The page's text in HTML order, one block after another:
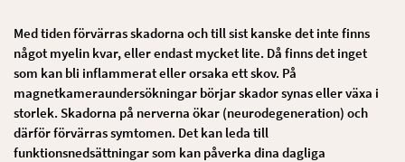
Med tiden förvärras skadorna och till sist kanske det inte finns
något myelin kvar, eller endast mycket lite. Då finns det inget
som kan bli inflammerat eller orsaka ett skov. På
magnetkameraundersökningar börjar skador synas eller växa i
storlek. Skadorna på nerverna ökar (neurodegeneration) och
därför förvärras symtomen. Det kan leda till
funktionsnedsättningar som kan påverka dina dagliga